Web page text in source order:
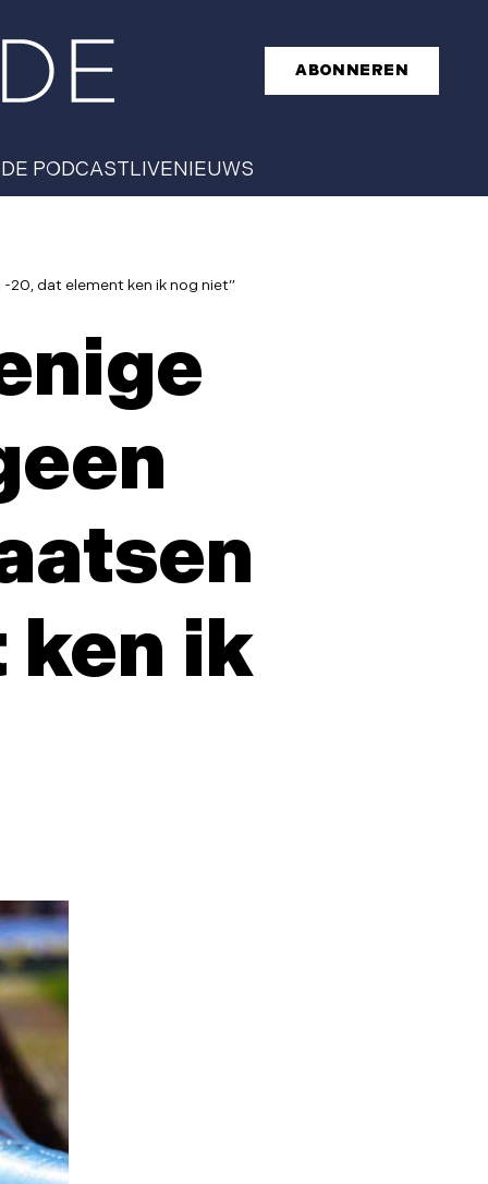
ABONNEREN
DE PODCASTLIVENIEUWS
20, dat element ken ik nog niet”
ken ik